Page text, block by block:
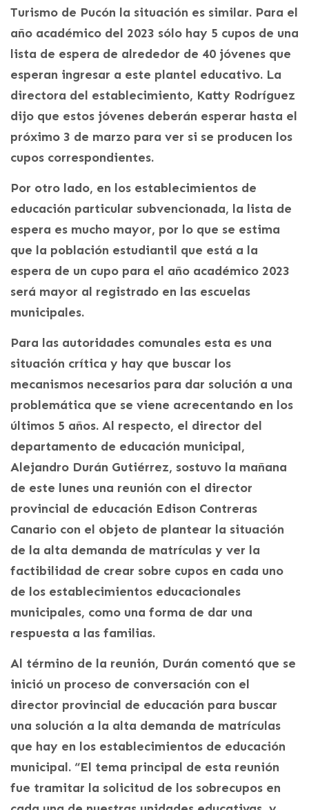
Turismo de Pucón la situación es similar. Para el
año académico del 2023 sólo hay 5 cupos de una
lista de espera de alrededor de 40 jóvenes que
esperan ingresar a este plantel educativo. La
directora del establecimiento, Katty Rodríguez
dijo que estos jóvenes deberán esperar hasta el
próximo 3 de marzo para ver si se producen los
cupos correspondientes.
Por otro lado, en los establecimientos de
educación particular subvencionada, la lista de
espera es mucho mayor, por lo que se estima
que la población estudiantil que está a la
espera de un cupo para el año académico 2023
será mayor al registrado en las escuelas
municipales.
Para las autoridades comunales esta es una
situación crítica y hay que buscar los
mecanismos necesarios para dar solución a una
problemática que se viene acrecentando en los
últimos 5 años. Al respecto, el director del
departamento de educación municipal,
Alejandro Durán Gutiérrez, sostuvo la mañana
de este lunes una reunión con el director
provincial de educación Edison Contreras
Canario con el objeto de plantear la situación
de la alta demanda de matrículas y ver la
factibilidad de crear sobre cupos en cada uno
de los establecimientos educacionales
municipales, como una forma de dar una
respuesta a las familias.
Al término de la reunión, Durán comentó que se
inició un proceso de conversación con el
director provincial de educación para buscar
una solución a la alta demanda de matrículas
que hay en los establecimientos de educación
municipal. “El tema principal de esta reunión
fue tramitar la solicitud de los sobrecupos en